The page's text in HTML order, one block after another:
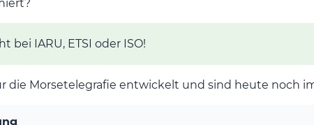
bei IARU, ETSI oder ISO!
die Morsetelegrafie entwickelt und sind heute noch